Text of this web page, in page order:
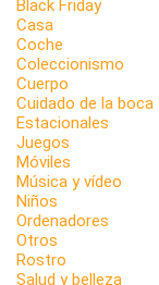
Black Friday
Casa
Coche
Coleccionismo
Cuerpo
Cuidado de la boca
Estacionales
Juegos
Móviles
Música y vídeo
Niños
Ordenadores
Otros
Rostro
Salud y belleza